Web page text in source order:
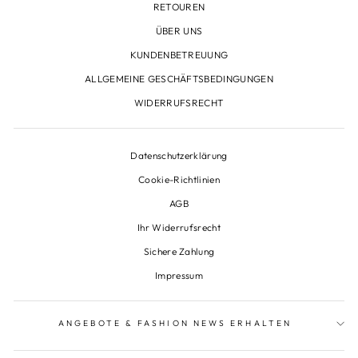
RETOUREN
ÜBER UNS
KUNDENBETREUUNG
ALLGEMEINE GESCHÄFTSBEDINGUNGEN
WIDERRUFSRECHT
Datenschutzerklärung
Cookie-Richtlinien
AGB
Ihr Widerrufsrecht
Sichere Zahlung
Impressum
ANGEBOTE & FASHION NEWS ERHALTEN